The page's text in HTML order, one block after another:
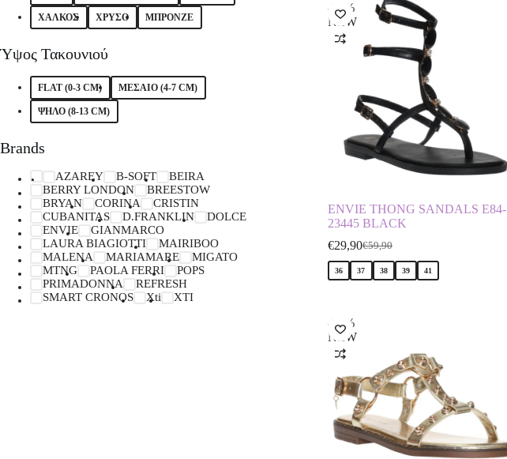
-50%
NEW
ENVIE THONG SANDALS E84-
23445 BLACK
€59,90
€29,90
36 37 38 39 41
-50%
NEW
ΧΑΛΚΟΣ ΧΡΥΣΟ ΜΠΡΟΝΖΕ
Ύψος Τακουνιού
FLAT (0-3 CM) ΜΕΣΑΙΟ (4-7 CM)
ΨΗΛΟ (8-13 CM)
Brands
AZAREY B-SOFT
BEIRA
BERRY LONDON
BREESTOW
BRYAN
CORINA
CRISTIN
CUBANITAS
D.FRANKLIN
DOLCE
ENVIE
GIANMARCO
LAURA BIAGIOTTI
MAIRIBOO
MALENA
MARIAMARE
MIGATO
MTNG
PAOLA FERRI
POPS
PRIMADONNA
REFRESH
SMART CRONOS
Xti XTI